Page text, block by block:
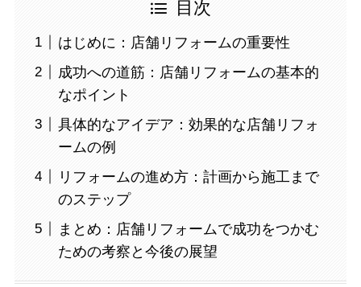
目次
はじめに：店舗リフォームの重要性
成功への道筋：店舗リフォームの基本的
なポイント
具体的なアイデア：効果的な店舗リフォ
ームの例
リフォームの進め方：計画から施工まで
のステップ
まとめ：店舗リフォームで成功をつかむ
ための考察と今後の展望